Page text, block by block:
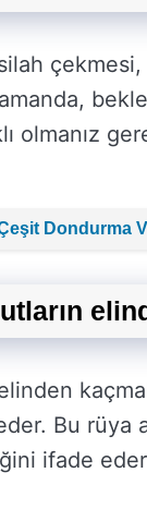
olmanız
Dondurma
Bu rüya
ifade